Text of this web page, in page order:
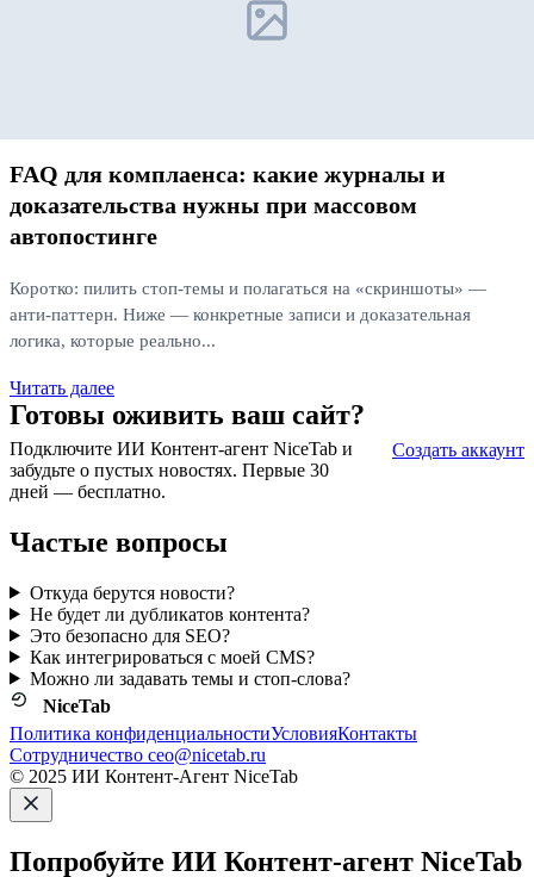
FAQ для комплаенса: какие журналы и
доказательства нужны при массовом
автопостинге
Коротко: пилить стоп‑темы и полагаться на «скриншоты» —
анти‑паттерн. Ниже — конкретные записи и доказательная
логика, которые реально...
Читать далее
Готовы оживить ваш сайт?
Подключите ИИ Контент-агент NiceTab и
забудьте о пустых новостях. Первые 30
дней — бесплатно.
Создать аккаунт
Частые вопросы
Откуда берутся новости?
Не будет ли дубликатов контента?
Это безопасно для SEO?
Как интегрироваться с моей CMS?
Можно ли задавать темы и стоп‑слова?
NiceTab
Политика конфиденциальностиУсловияКонтакты
Сотрудничество ceo@nicetab.ru
© 2025 ИИ Контент-Агент NiceTab
Попробуйте ИИ Контент-агент NiceTab